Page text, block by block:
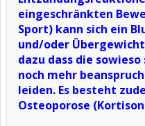
eingeschränkten
Sport) kann sich ein
und/oder
dazu dass die
noch mehr
leiden. Es besteht
Osteoporose